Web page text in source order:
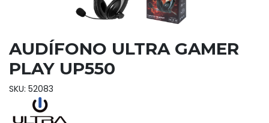
AUDÍFONO ULTRA GAMER
PLAY UP550
SKU: 52083